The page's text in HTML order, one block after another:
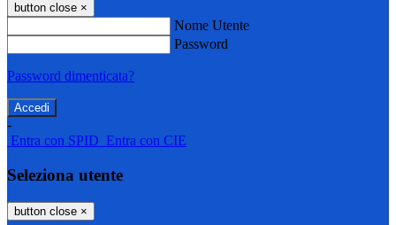
button close ×
Nome Utente
Password
Password dimenticata?
-
Entra con SPID Entra con CIE
Seleziona utente
button close ×